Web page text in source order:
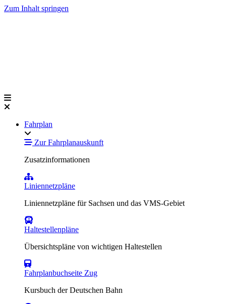
Zum Inhalt springen
Fahrplan
Zur Fahrplanauskunft
Zusatzinformationen
Liniennetzpläne
Liniennetzpläne für Sachsen und das VMS-Gebiet
Haltestellenpläne
Übersichtspläne von wichtigen Haltestellen
Fahrplanbuchseite Zug
Kursbuch der Deutschen Bahn